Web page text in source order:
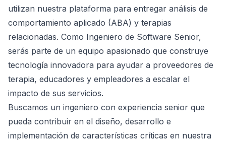
utilizan nuestra plataforma para entregar análisis de
comportamiento aplicado (ABA) y terapias
relacionadas. Como Ingeniero de Software Senior,
serás parte de un equipo apasionado que construye
tecnología innovadora para ayudar a proveedores de
terapia, educadores y empleadores a escalar el
impacto de sus servicios.
Buscamos un ingeniero con experiencia senior que
pueda contribuir en el diseño, desarrollo e
implementación de características críticas en nuestra